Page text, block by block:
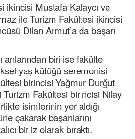
ikincisi Mustafa Kalaycı ve
ile Turizm Fakültesi ikincisi
Dilan Armut’a da başarı
anlarından biri ise fakülte
yaş kütüğü seremonisi
birincisi Yağmur Durğut
Fakültesi birincisi Nilay
isimlerinin yer aldığı
çakarak başarılarını
bir iz olarak bıraktı.